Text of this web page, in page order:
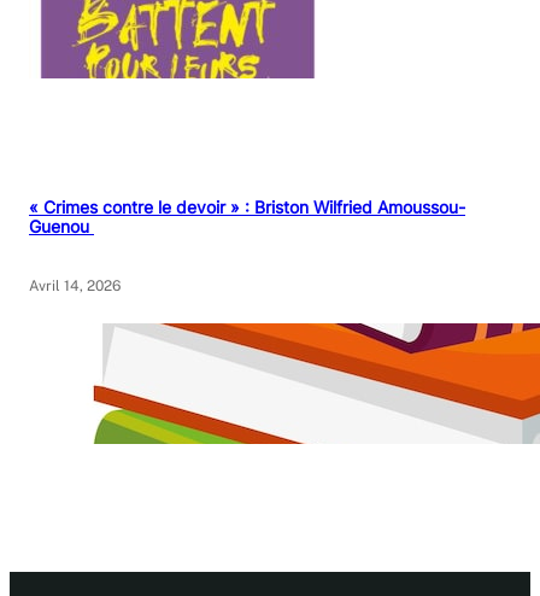
« Crimes contre le devoir » : Briston Wilfried Amoussou-
Guenou
Avril 14, 2026